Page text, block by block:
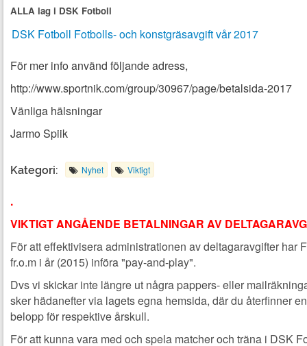
ALLA lag i DSK Fotboll
DSK Fotboll Fotbolls- och konstgräsavgift vår 2017
För mer info använd följande adress,
http://www.sportnik.com/group/30967/page/betalsida-2017
Vänliga hälsningar
Jarmo Spiik
Kategori: Nyhet Viktigt
.
VIKTIGT ANGÅENDE BETALNINGAR AV
För att effektivisera administrationen av deltagaravgifter har
fr.o.m i år (2015) införa "pay-and-play".
Dvs vi skickar inte längre ut några pappers- eller
sker hädanefter via lagets egna hemsida, där du återfinner
belopp för respektive årskull.
För att kunna vara med och spela matcher och träna i DSK